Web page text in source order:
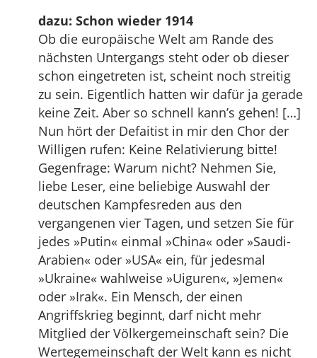
dazu: Schon wieder 1914
Ob die europäische Welt am Rande des
nächsten Untergangs steht oder ob dieser
schon eingetreten ist, scheint noch streitig
zu sein. Eigentlich hatten wir dafür ja gerade
keine Zeit. Aber so schnell kann’s gehen! […]
Nun hört der Defaitist in mir den Chor der
Willigen rufen: Keine Relativierung bitte!
Gegenfrage: Warum nicht? Nehmen Sie,
liebe Leser, eine beliebige Auswahl der
deutschen Kampfesreden aus den
vergangenen vier Tagen, und setzen Sie für
jedes »Putin« einmal »China« oder »Saudi-
Arabien« oder »USA« ein, für jedesmal
»Ukraine« wahlweise »Uiguren«, »Jemen«
oder »Irak«. Ein Mensch, der einen
Angriffskrieg beginnt, darf nicht mehr
Mitglied der Völkergemeinschaft sein? Die
Wertegemeinschaft der Welt kann es nicht